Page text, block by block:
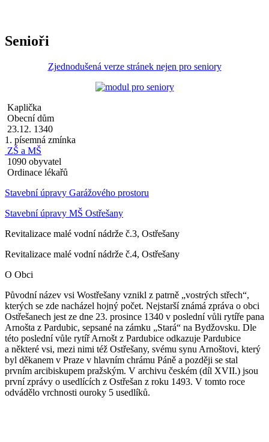
Senioři
Zjednodušená verze stránek nejen pro seniory
Kaplička
Obecní dům
23.12. 1340
1. písemná zmínka
ZŠ a MŠ
1090 obyvatel
Ordinace lékařů
Stavební úpravy Garážového prostoru
Stavební úpravy MŠ Ostřešany
Revitalizace malé vodní nádrže č.3, Ostřešany
Revitalizace malé vodní nádrže č.4, Ostřešany
O Obci
Původní název vsi Wostřešany vznikl z patrně „vostrých střech“,
kterých se zde nacházel hojný počet. Nejstarší známá zpráva o obci
Ostřešanech jest ze dne 23. prosince 1340 v poslední vůli rytíře pana
Arnošta z Pardubic, sepsané na zámku „Stará“ na Bydžovsku. Dle
této poslední vůle rytíř Arnošt z Pardubice odkazuje Pardubice
a některé vsi, mezi nimi též Ostřešany, svému synu Arnoštovi, který
byl děkanem v Praze v hlavním chrámu Páně a později se stal
prvním arcibiskupem pražským. V archivu českém (díl XVII.) jsou
první zprávy o usedlících z Ostřešan z roku 1493. V tomto roce
odvádělo vrchnosti ouroky 5 usedlíků.